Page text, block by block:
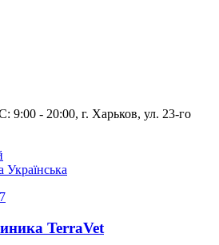
9:00 - 20:00, г. Харьков, ул. 23-го
Українська